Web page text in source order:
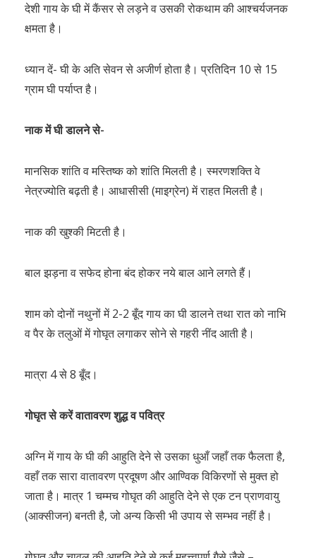
देशी गाय के घी में कैंसर से लड़ने व उसकी रोकथाम की आश्चर्यजनक
क्षमता है।
ध्यान दें- घी के अति सेवन से अजीर्ण होता है। प्रतिदिन 10 से 15
ग्राम घी पर्याप्त है।
नाक में घी डालने से-
मानसिक शांति व मस्तिष्क को शांति मिलती है। स्मरणशक्ति वे
नेत्रज्योति बढ़ती है। आधासीसी (माइग्रेन) में राहत मिलती है।
नाक की खुश्की मिटती है।
बाल झड़ना व सफेद होना बंद होकर नये बाल आने लगते हैं।
शाम को दोनों नथुनों में 2-2 बूँद गाय का घी डालने तथा रात को नाभि
व पैर के तलुओं में गोघृत लगाकर सोने से गहरी नींद आती है।
मात्रा 4 से 8 बूँद।
गोघृत से करें वातावरण शुद्ध व पवित्र
अग्नि में गाय के घी की आहुति देने से उसका धुआँ जहाँ तक फैलता है,
वहाँ तक सारा वातावरण प्रदूषण और आण्विक विकिरणों से मुक्त हो
जाता है। मात्र 1 चम्मच गोघृत की आहुति देने से एक टन प्राणवायु
(आक्सीजन) बनती है, जो अन्य किसी भी उपाय से सम्भव नहीं है।